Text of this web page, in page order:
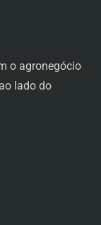
o agronegócio
lado do